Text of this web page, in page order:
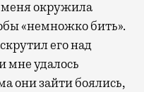
меня окружила
«немножко бить».
его над
мне удалось
они зайти боялись,